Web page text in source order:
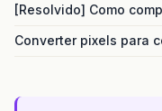
[Resolvido] Como
Converter pixels para